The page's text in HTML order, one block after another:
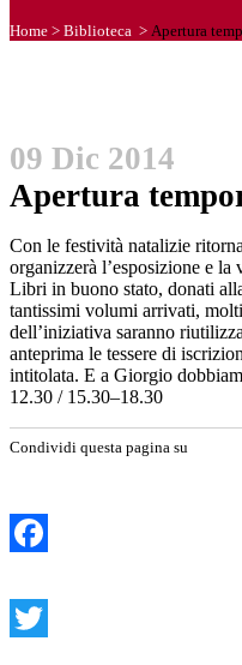
Home > Biblioteca > Apertura
09 Dic 2014
Apertura
Con le festività natalizie
organizzerà l’esposizione e
Libri in buono stato, donati
tantissimi volumi arrivati,
dell’iniziativa saranno
anteprima le tessere di
intitolata. E a Giorgio
12.30 / 15.30–18.30
Condividi questa pagina su